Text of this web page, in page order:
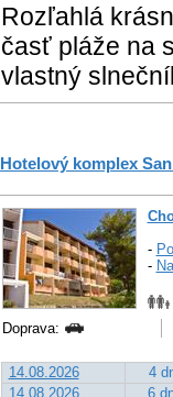
Rozľahlá
časť pláže na
vlastný
Hotelový komplex
-
-
Doprava:
14.08.2026 4
14.08.2026
6